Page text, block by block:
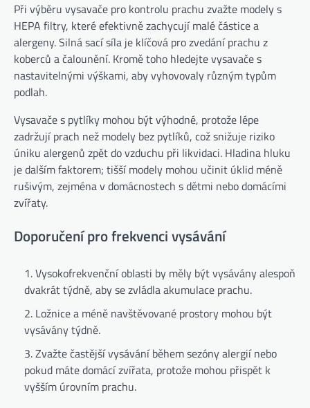
Při výběru vysavače pro kontrolu prachu zvažte modely s
HEPA filtry, které efektivně zachycují malé částice a
alergeny. Silná sací síla je klíčová pro zvedání prachu z
koberců a čalounění. Kromě toho hledejte vysavače s
nastavitelnými výškami, aby vyhovovaly různým typům
podlah.
Vysavače s pytlíky mohou být výhodné, protože lépe
zadržují prach než modely bez pytlíků, což snižuje riziko
úniku alergenů zpět do vzduchu při likvidaci. Hladina hluku
je dalším faktorem; tišší modely mohou učinit úklid méně
rušivým, zejména v domácnostech s dětmi nebo domácími
zvířaty.
Doporučení pro frekvenci vysávání
Vysokofrekvenční oblasti by měly být vysávány alespoň
dvakrát týdně, aby se zvládla akumulace prachu.
Ložnice a méně navštěvované prostory mohou být
vysávány týdně.
Zvažte častější vysávání během sezóny alergií nebo
pokud máte domácí zvířata, protože mohou přispět k
vyšším úrovním prachu.